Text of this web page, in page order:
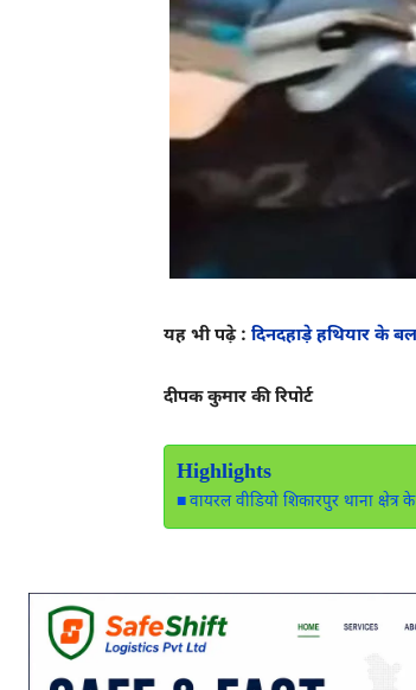
यह भी पढ़े : दिनदहाड़े हथियार के
दीपक कुमार की रिपोर्ट
Highlights
वायरल वीडियो शिकारपुर थाना